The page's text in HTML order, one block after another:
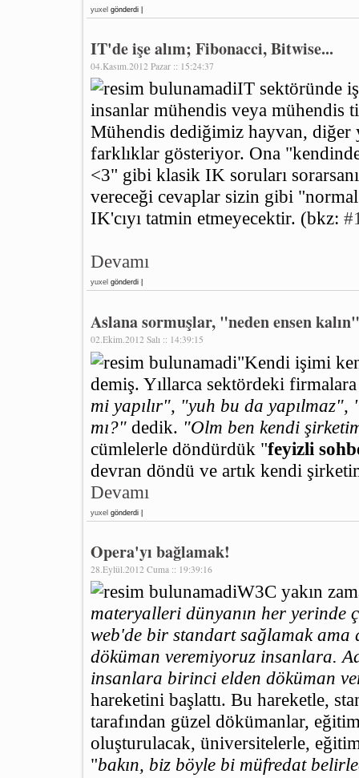
yuxel gönderdi |
IT'de işe alım; Fibonacci, Bitwise...
04.Kasım.2012 Pazar :: 15:24:37
IT sektöründe
insanlar mühendis veya mühendis
Mühendis dediğimiz hayvan, diğer
farklıklar gösteriyor. Ona
<3" gibi klasik IK soruları
vereceği cevaplar sizin gibi
IK'cıyı tatmin etmeyecektir. (bkz:
Devamı
yuxel gönderdi |
Aslana sormuşlar, "neden ensen
02.Ekim.2012 Salı :: 14:39:15
"Kendi işimi
demiş. Yıllarca sektördeki
mi yapılır", "yuh bu da
mı?" dedik. "Olm ben kendi
cümlelerle döndürdük "feyizli
devran döndü ve artık kendi
Devamı
yuxel gönderdi |
Opera'yı bağlamak!
28.Eylül.2012 Cuma :: 19:39:16
W3C yakın
materyalleri dünyanın her yerinde
web'de bir standart sağlamak
döküman veremiyoruz insanlara.
insanlara birinci elden döküman
hareketini başlattı. Bu hareketle,
tarafından güzel dökümanlar,
oluşturulacak, üniversitelerle,
"bakın, biz böyle bi müfredat